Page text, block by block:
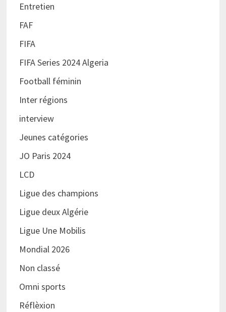
Entretien
FAF
FIFA
FIFA Series 2024 Algeria
Football féminin
Inter régions
interview
Jeunes catégories
JO Paris 2024
LCD
Ligue des champions
Ligue deux Algérie
Ligue Une Mobilis
Mondial 2026
Non classé
Omni sports
Réflèxion